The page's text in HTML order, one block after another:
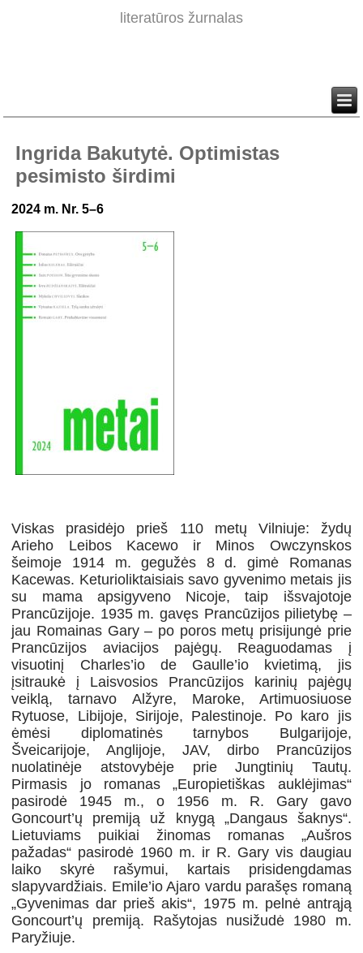
literatūros žurnalas
Ingrida Bakutytė. Optimistas
pesimisto širdimi
2024 m. Nr. 5–6
Viskas prasidėjo prieš 110 metų Vilniuje: žydų
Arieho Leibos Kacewo ir Minos Owczynskos
šeimoje 1914 m. gegužės 8 d. gimė Romanas
Kacewas. Keturioliktaisiais savo gyvenimo metais jis
su mama apsigyveno Nicoje, taip išsvajotoje
Prancūzijoje. 1935 m. gavęs Prancūzijos pilietybę –
jau Romainas Gary – po poros metų prisijungė prie
Prancūzijos aviacijos pajėgų. Reaguodamas į
visuotinį Charles’io de Gaulle’io kvietimą, jis
įsitraukė į Laisvosios Prancūzijos karinių pajėgų
veiklą, tarnavo Alžyre, Maroke, Artimuosiuose
Rytuose, Libijoje, Sirijoje, Palestinoje. Po karo jis
ėmėsi diplomatinės tarnybos Bulgarijoje,
Šveicarijoje, Anglijoje, JAV, dirbo Prancūzijos
nuolatinėje atstovybėje prie Jungtinių Tautų.
Pirmasis jo romanas „Europietiškas auklėjimas“
pasirodė 1945 m., o 1956 m. R. Gary gavo
Goncourt’ų premiją už knygą „Dangaus šaknys“.
Lietuviams puikiai žinomas romanas „Aušros
pažadas“ pasirodė 1960 m. ir R. Gary vis daugiau
laiko skyrė rašymui, kartais prisidengdamas
slapyvardžiais. Emile’io Ajaro vardu parašęs romaną
„Gyvenimas dar prieš akis“, 1975 m. pelnė antrąją
Goncourt’ų premiją. Rašytojas nusižudė 1980 m.
Paryžiuje.